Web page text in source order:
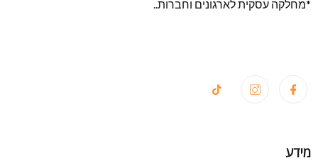
*מחלקה עסקית לארגונים וחברות..
מידע